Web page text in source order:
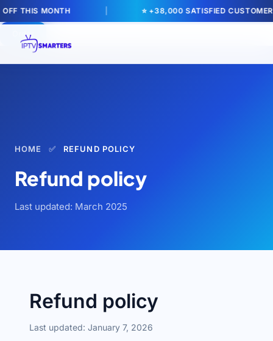
THIS MONTH ⭐ +38,000 SATISFIED
Order
HOME ✅ REFUND POLICY
Refund policy
Last updated: March 2025
Refund policy
Last updated: January 7, 2026